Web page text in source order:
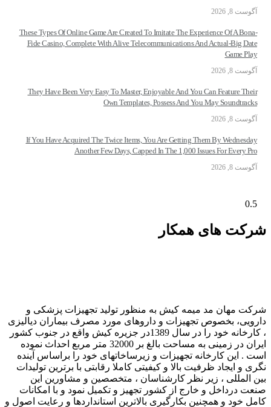
8, 2026
These Types Of Online Game Are Created To Imitate The Experience Of A
Fide Casino, Complete With Alive Telecommunications And Actual-Big
Game
8, 2026
They Have Been Very Easy To Master, Enjoyable And You Can Feature
Own Templates, Possess And You May
8, 2026
If You Have Acquired The Twice Items, You Are Getting Them By
Another Few Days, Capped In The 1,000 Issues For Every
8, 2026
های همکار
مهان مد میمه کیش به منظور تولید تجهیزات پزشکی و
بخصوص تجهیزات و داروهای مورد مصرف بیماران دیالیزی
، کارخانه خود را در سال 1389در جزیره کیش واقع در جنوب کشور
ایران در زمینی به مساحت بالغ بر 32000 متر مربع احداث نموده
. این کارخانه تجهیزات و زیرساخاتهای خود را براساس آینده
و ایجاد ظرفیت بالا و کیفیتی کاملا رقابتی با برترین تولیدات
المللی ، زیر نظر کارشناسان ، متخصصین و مشاورین این
درداخل و خارج از کشور تجهیز و تکمیل نمود و با امکانات
خود و همچنین بکارگیری بالاترین استانداردها و رعایت اصول و